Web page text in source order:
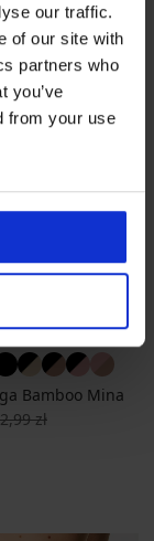
our traffic.
of our site with
partners who
you’ve
from your use
Bamboo Mina
cena
zł